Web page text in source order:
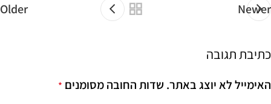
Newer
Older
כתיבת תגובה
האימייל לא יוצג באתר. שדות החובה מסומנים *